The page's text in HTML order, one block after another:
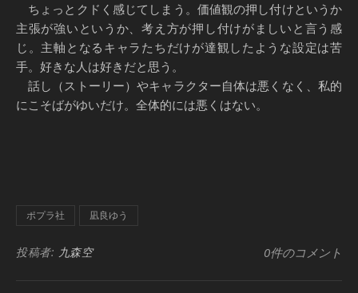
ちょっとクドく感じてしまう。価値観の押し付けというか
主張が強いというか、考え方が押し付けがましいと言う感
じ。主軸となるキャラたちだけが達観したような設定は苦
手。好きな人は好きだと思う。
話し（ストーリー）やキャラクター自体は悪くなく、私的
にこそばがゆいだけ。全体的には悪くはない。
ポプラ社 凪良ゆう
投稿者: 九森空 0件のコメント